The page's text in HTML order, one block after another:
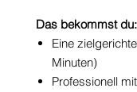
Das bekommst du:
Eine
Minuten)
Professionell